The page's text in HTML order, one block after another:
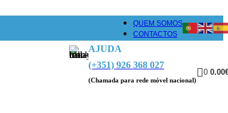
QUEM SOMOS
CONTACTOS
AJUDA
(+351) 926 368 027
(Chamada para rede móvel nacional)
0 0.00